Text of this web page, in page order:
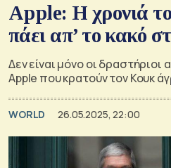
Apple: Η χρονιά
πάει απ’ το κακό
Δεν είναι μόνο οι δραστήριοι
Apple που κρατούν τον Κουκ
WORLD 26.05.2025, 22:00